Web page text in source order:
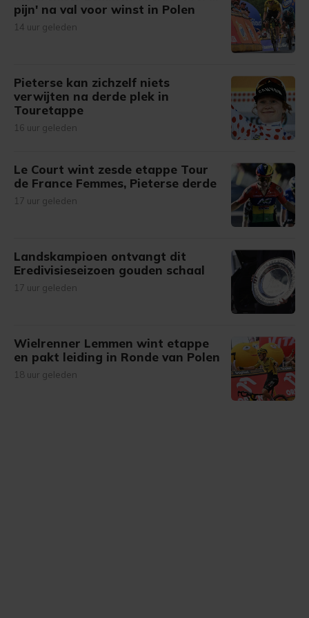
pijn' na val voor winst in Polen
14 uur geleden
Pieterse kan zichzelf niets
verwijten na derde plek in
Touretappe
16 uur geleden
Le Court wint zesde etappe Tour
de France Femmes, Pieterse derde
17 uur geleden
Landskampioen ontvangt dit
Eredivisieseizoen gouden schaal
17 uur geleden
Wielrenner Lemmen wint etappe
en pakt leiding in Ronde van Polen
18 uur geleden